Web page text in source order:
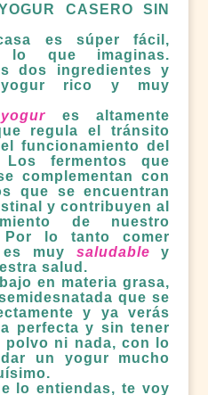
CASERO SIN
es súper fácil,
que imaginas.
dos ingredientes y
rico y muy
yogur es altamente
regula el tránsito
funcionamiento del
Los fermentos que
complementan con
que se encuentran
y contribuyen al
de nuestro
Por lo tanto comer
es muy saludable
y
salud.
en materia grasa,
que se
y ya verás
perfecta y sin tener
polvo ni nada, con lo
un yogur mucho
lo entiendas, te voy